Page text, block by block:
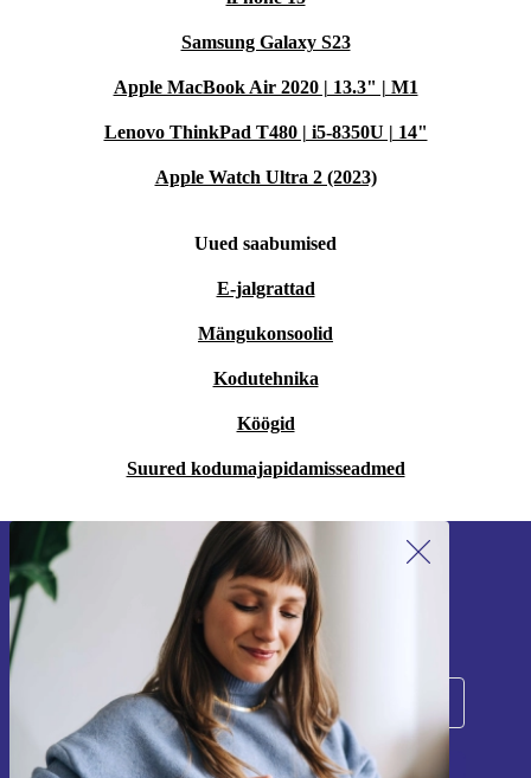
Samsung Galaxy S23
Apple MacBook Air 2020 | 13.3" | M1
Lenovo ThinkPad T480 | i5-8350U | 14"
Apple Watch Ultra 2 (2023)
Uued saabumised
E-jalgrattad
Mängukonsoolid
Kodutehnika
Köögid
Suured kodumajapidamisseadmed
Liitu meie uudiskirjaga!
Ära jäta enam ühtegi pakkumist vahele.
Registreeru